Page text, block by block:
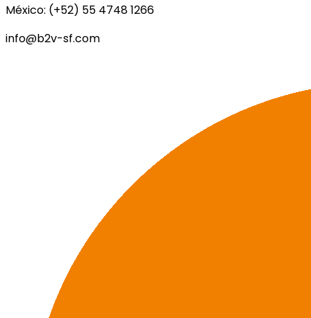
México: (+52) 55 4748 1266
info@b2v-sf.com